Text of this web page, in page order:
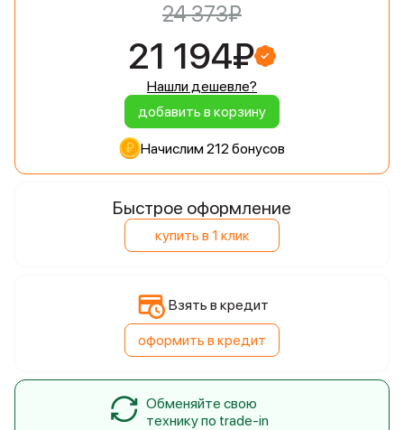
24 373₽
21 194₽
Нашли дешевле?
добавить в корзину
Начислим 212 бонусов
Быстрое оформление
купить в 1 клик
Взять в кредит
оформить в кредит
Обменяйте свою
технику по trade-in